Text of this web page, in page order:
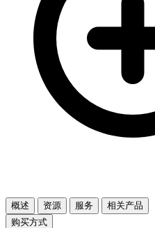
概述 资源 服务
相关产品
购买方式